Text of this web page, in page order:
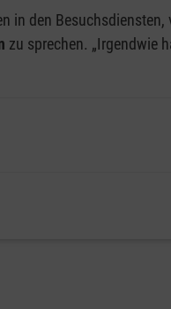
in den
zu sprechen. „Irgendwie
mit uns Maltesern